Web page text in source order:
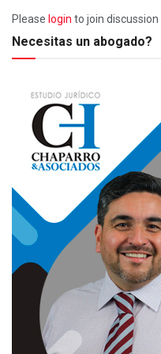
Please login to join discussion
Necesitas un abogado?